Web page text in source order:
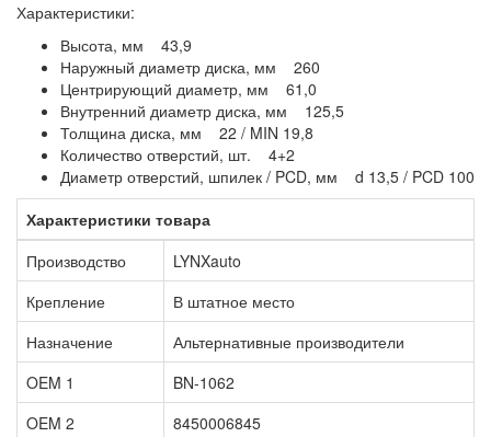
Характеристики:
Высота, мм 43,9
Наружный диаметр диска, мм 260
Центрирующий диаметр, мм 61,0
Внутренний диаметр диска, мм 125,5
Толщина диска, мм 22 / MIN 19,8
Количество отверстий, шт. 4+2
Диаметр отверстий, шпилек / PCD, мм d 13,5 / PCD 100
Характеристики товара
Производство
LYNXauto
Крепление
В штатное место
Назначение
Альтернативные производители
OEM 1
BN-1062
OEM 2
8450006845